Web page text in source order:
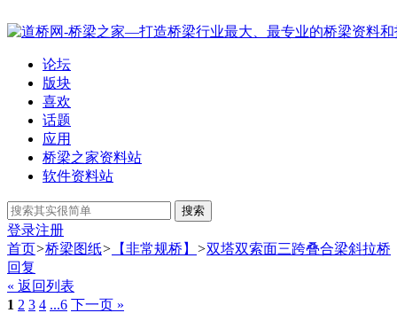
论坛
版块
喜欢
话题
应用
桥梁之家资料站
软件资料站
搜索
登录注册
首页>桥梁图纸> 【非常规桥】 >双塔双索面三跨叠合梁斜拉桥
回复
« 返回列表
1 2 3 4 ...6 下一页 »